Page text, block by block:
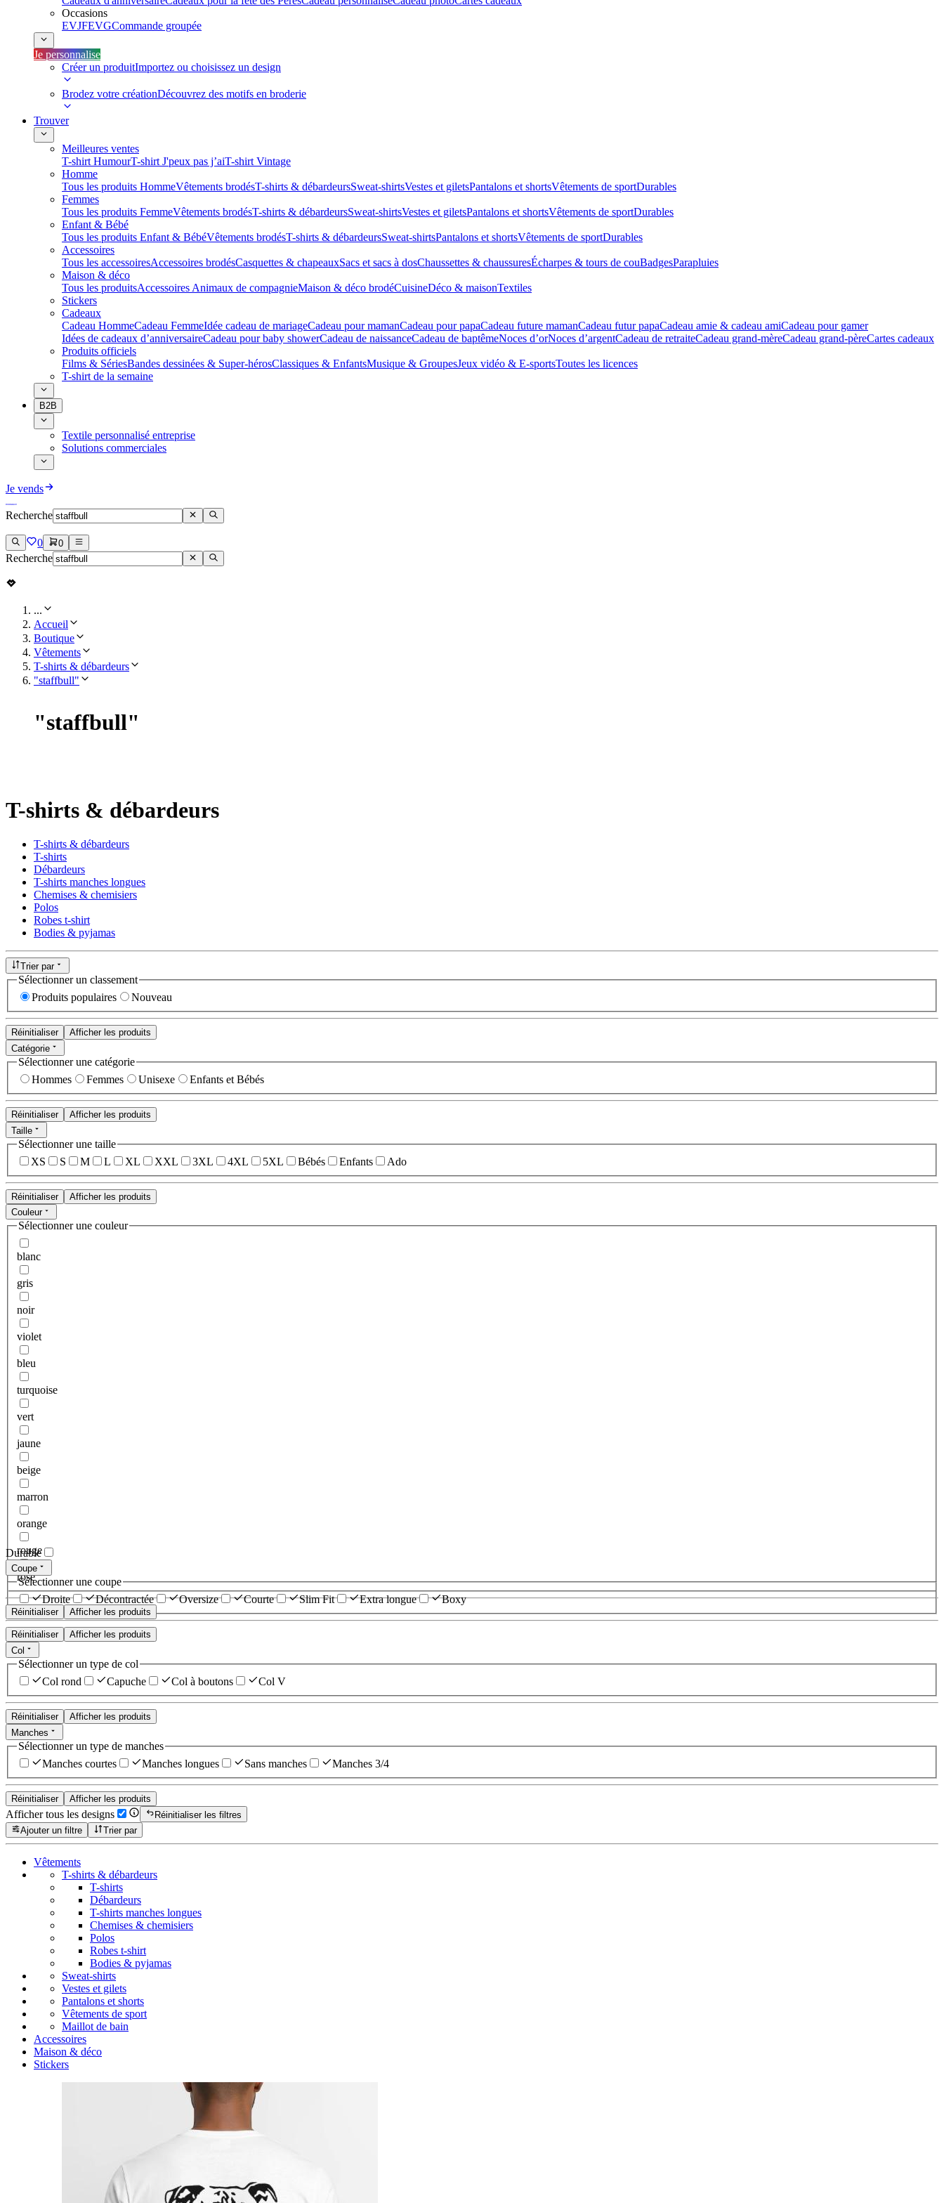
Occasions
EVJFEVGCommande groupée
Je personnalise
Créer un produitImportez ou choisissez un design
Brodez votre créationDécouvrez des motifs en broderie
Trouver
Meilleures ventes
T-shirt HumourT-shirt J'peux pas j’aiT-shirt Vintage
Homme
Tous les produits HommeVêtements brodésT-shirts & débardeursSweat-shirtsVestes et giletsPantalons et shortsVêtements de sportDurables
Femmes
Tous les produits FemmeVêtements brodésT-shirts & débardeursSweat-shirtsVestes et giletsPantalons et shortsVêtements de sportDurables
Enfant & Bébé
Tous les produits Enfant & BébéVêtements brodésT-shirts & débardeursSweat-shirtsPantalons et shortsVêtements de sportDurables
Accessoires
Tous les accessoiresAccessoires brodésCasquettes & chapeauxSacs et sacs à dosChaussettes & chaussuresÉcharpes & tours de couBadgesParapluies
Maison & déco
Tous les produitsAccessoires Animaux de compagnieMaison & déco brodéCuisineDéco & maisonTextiles
Stickers
Cadeaux
Cadeau HommeCadeau FemmeIdée cadeau de mariage​Cadeau pour mamanCadeau pour papaCadeau future mamanCadeau futur papaCadeau amie & cadeau amiCadeau pour gamer
Idées de cadeaux d’anniversaireCadeau pour baby showerCadeau de naissanceCadeau de baptêmeNoces d’orNoces d’argentCadeau de retraiteCadeau grand-mèreCadeau grand-pèreCartes cadeaux
Produits officiels
Films & SériesBandes dessinées & Super-hérosClassiques & EnfantsMusique & GroupesJeux vidéo & E-sportsToutes les licences
T-shirt de la semaine
B2B
Textile personnalisé entreprise
Solutions commerciales
Je vends
Recherche
0 0
Recherche
...
Accueil
Boutique
Vêtements
T-shirts & débardeurs
"staffbull"
"staffbull"
T-shirts & débardeurs
T-shirts & débardeurs
T-shirts
Débardeurs
T-shirts manches longues
Chemises & chemisiers
Polos
Robes t-shirt
Bodies & pyjamas
Trier par
Sélectionner un classement
Produits populaires
Nouveau
Réinitialiser
Afficher les produits
Catégorie
Sélectionner une catégorie
Hommes
Femmes Unisexe Enfants et Bébés
Réinitialiser
Afficher les produits
Taille
Sélectionner une taille
XS
S M L XL XXL 3XL 4XL 5XL Bébés Enfants Ado
Réinitialiser
Afficher les produits
Couleur
Sélectionner une couleur
blanc
gris
noir
violet
bleu
turquoise
vert
jaune
beige
marron
orange
rouge
rose
Réinitialiser Afficher les produits
Durable
Coupe
Sélectionner une coupe
Droite
Décontractée Oversize Courte Slim Fit Extra longue Boxy
Réinitialiser
Afficher les produits
Col
Sélectionner un type de col
Col rond
Capuche Col à boutons Col V
Réinitialiser
Afficher les produits
Manches
Sélectionner un type de manches
Manches courtes
Manches longues Sans manches Manches 3/4
Réinitialiser Afficher les produits
Afficher tous les designs
Réinitialiser les filtres
Ajouter un filtre
Trier par
Vêtements
T-shirts & débardeurs
T-shirts
Débardeurs
T-shirts manches longues
Chemises & chemisiers
Polos
Robes t-shirt
Bodies & pyjamas
Sweat-shirts
Vestes et gilets
Pantalons et shorts
Vêtements de sport
Maillot de bain
Accessoires
Maison & déco
Stickers